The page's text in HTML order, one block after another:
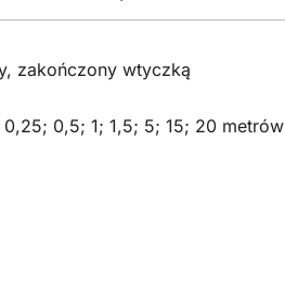
zakończony wtyczką
0,5; 1; 1,5; 5; 15; 20 metrów